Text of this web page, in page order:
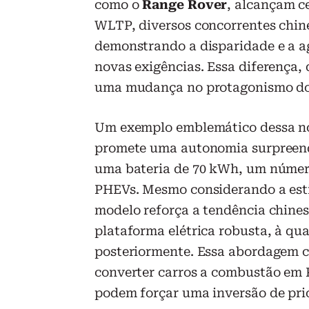
como oRange Rover, alcançam
WLTP, diversos concorrentes
demonstrando a disparidade e a
novas exigências. Essa
uma mudança no protagonismo
Um exemplo emblemático dessa
promete uma autonomia
uma bateria de 70 kWh, um
PHEVs. Mesmo considerando a
modelo reforça a tendência
plataforma elétrica robusta, à
posteriormente. Essa abordagem
converter carros a combustão em
podem forçar uma inversão de